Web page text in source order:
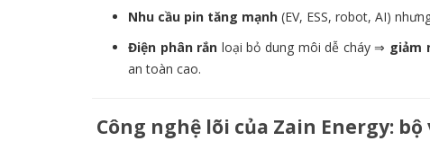
Nhu cầu pin tăng mạnh (EV, ESS, robot, AI)
Điện phân rắn loại bỏ dung môi dễ cháy ⇒ giảm
an toàn cao.
Công nghệ lõi của Zain Energy: bộ